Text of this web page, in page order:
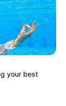
your best